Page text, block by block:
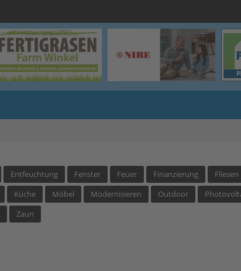
Entfeuchtung Fenster Feuer Finanzierung Fliesen
Küche Möbel Modernisieren Outdoor
Zaun